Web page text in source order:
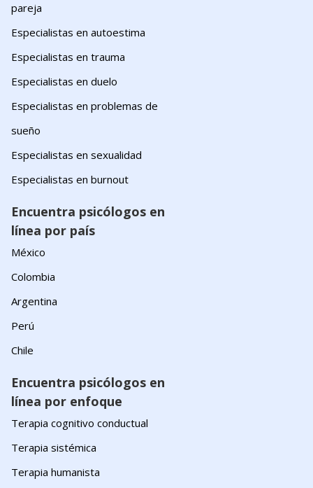
pareja
Especialistas en autoestima
Especialistas en trauma
Especialistas en duelo
Especialistas en problemas de
sueño
Especialistas en sexualidad
Especialistas en burnout
Encuentra psicólogos en
línea por país
México
Colombia
Argentina
Perú
Chile
Encuentra psicólogos en
línea por enfoque
Terapia cognitivo conductual
Terapia sistémica
Terapia humanista